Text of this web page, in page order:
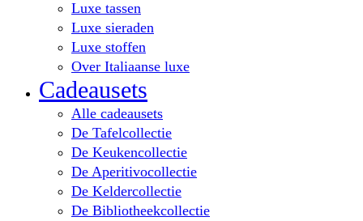
Luxe tassen
Luxe sieraden
Luxe stoffen
Over Italiaanse luxe
Cadeausets
Alle cadeausets
De Tafelcollectie
De Keukencollectie
De Aperitivocollectie
De Keldercollectie
De Bibliotheekcollectie